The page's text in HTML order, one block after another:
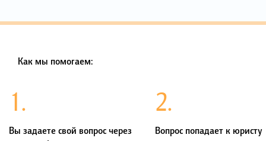
Как мы помогаем:
1.
Вы задаете свой вопрос через
2.
Вопрос попадает к юристу